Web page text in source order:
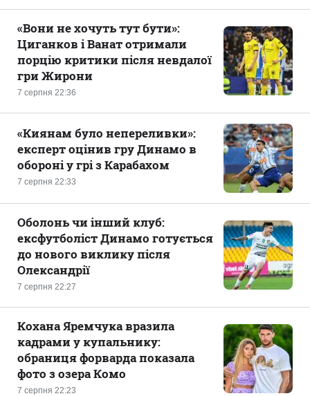
7 серпня 22:36
«Вони не хочуть тут бути»:
Циганков і Ванат отримали
порцію критики після невдалої
гри Жирони
7 серпня 22:33
«Киянам було непереливки»:
експерт оцінив гру Динамо в
обороні у грі з Карабахом
7 серпня 22:27
Оболонь чи інший клуб:
ексфутболіст Динамо готується
до нового виклику після
Олександрії
7 серпня 22:23
Кохана Яремчука вразила
кадрами у купальнику:
обраниця форварда показала
фото з озера Комо